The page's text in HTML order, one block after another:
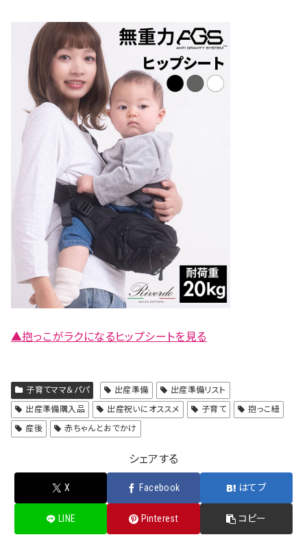
▲抱っこがラクになるヒップシートを見る
子育てママ＆パパ 出産準備
出産準備リスト
出産準備購入品
出産祝いにオススメ 子育て
抱っこ紐
産後
赤ちゃんとおでかけ
シェアする
X Facebook はてブ
LINE Pinterest コピー